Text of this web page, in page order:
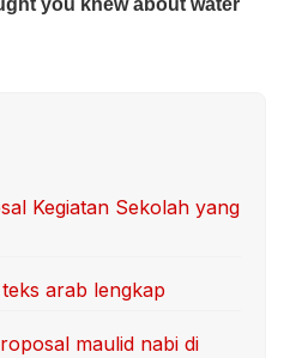
Kegiatan Sekolah yang
arab lengkap
maulid nabi di